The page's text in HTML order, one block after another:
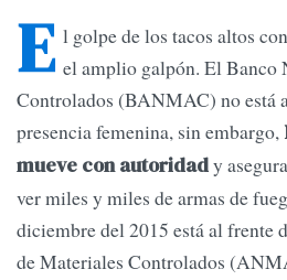
E l golpe de los tacos altos
el amplio galpón. El Banco
Controlados (BANMAC) no está
presencia femenina, sin embargo,
mueve con autoridady
ver miles y miles de armas de
diciembre del 2015 está al frente
de Materiales Controlados